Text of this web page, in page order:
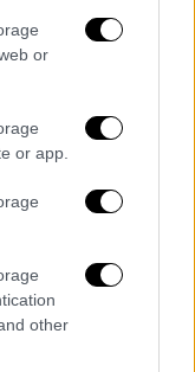
or
or app.
other
παραμένει
άφησε να
τις πόρτες
φορά.
είναι στις
και τους
της
ότι
αποθέματα σε